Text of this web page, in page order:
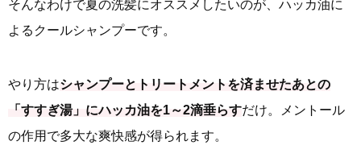
そんなわけで夏の洗髪にオススメしたいのが、ハッカ油に
よるクールシャンプーです。
やり方はシャンプーとトリートメントを済ませたあとの
「すすぎ湯」にハッカ油を1～2滴垂らすだけ。メントール
の作用で多大な爽快感が得られます。